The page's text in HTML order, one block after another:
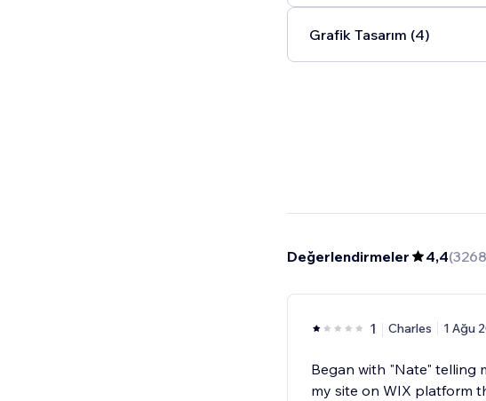
Grafik Tasarım (4)
Değerlendirmeler 4,4(3268
1 Charles 1 Ağu
Began with "Nate" telling
my site on WIX platform